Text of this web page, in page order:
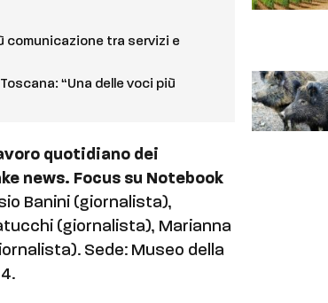
comunicazione tra servizi e
“Una delle voci più
quotidiano dei
news. Focus su Notebook
Banini (giornalista),
(giornalista), Marianna
Sede: Museo della